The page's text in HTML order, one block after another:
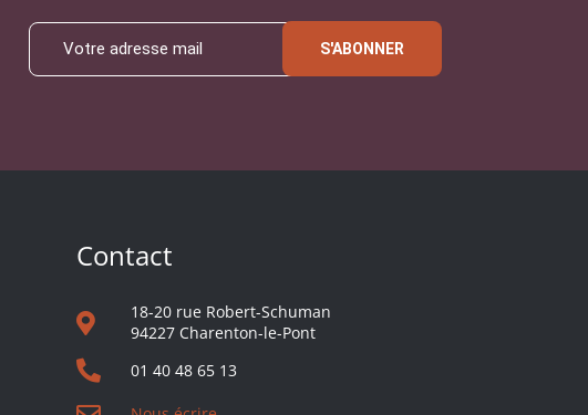
S'ABONNER
Contact
18-20 rue Robert-Schuman
94227 Charenton-le-Pont
01 40 48 65 13